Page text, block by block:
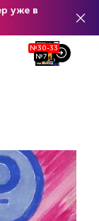
уже в
№30-33
№7